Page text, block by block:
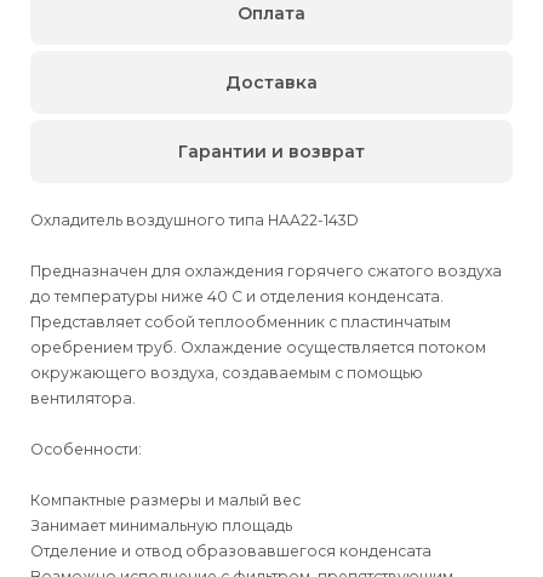
Охладитель воздушного типа HAA22-143D
Предназначен для охлаждения горячего сжатого воздуха
до температуры ниже 40 С и отделения конденсата.
Представляет собой теплообменник с пластинчатым
оребрением труб. Охлаждение осуществляется потоком
окружающего воздуха, создаваемым с помощью
вентилятора.
Особенности:
Компактные размеры и малый вес
Занимает минимальную площадь
Отделение и отвод образовавшегося конденсата
Оплата
Доставка
Гарантии и возврат